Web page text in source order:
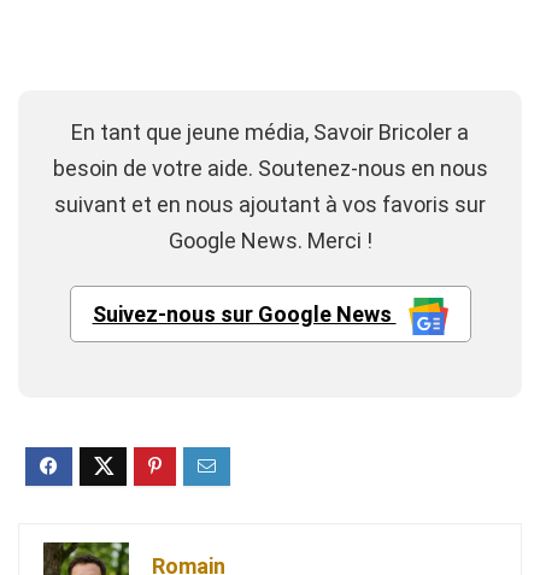
En tant que jeune média, Savoir Bricoler a
besoin de votre aide. Soutenez-nous en nous
suivant et en nous ajoutant à vos favoris sur
Google News. Merci !
Suivez-nous sur Google News
Romain